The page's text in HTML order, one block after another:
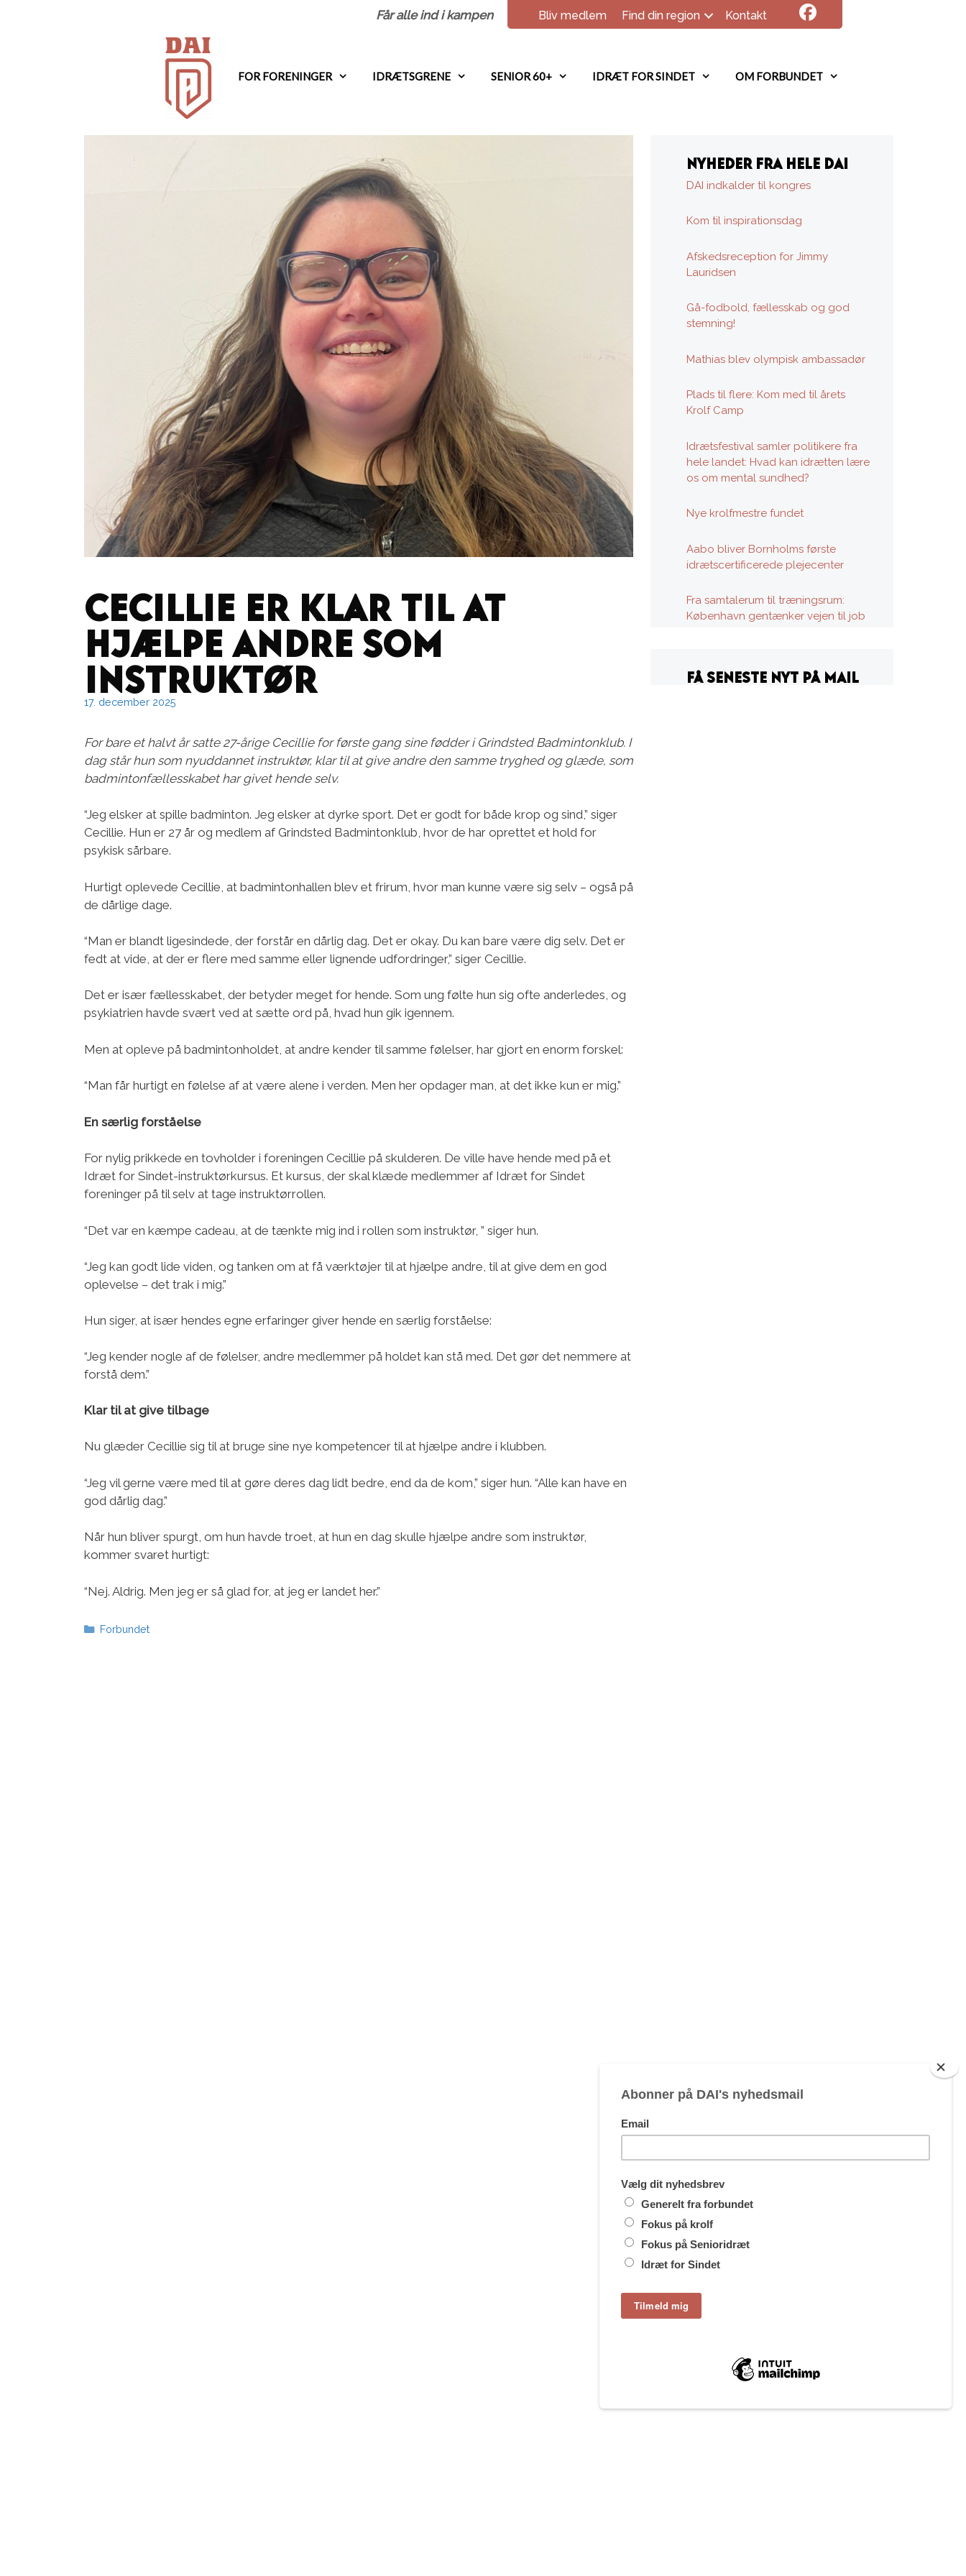
Får alle ind i kampen Bliv medlem Find din region Kontakt
FOR FORENINGER IDRÆTSGRENE SENIOR 60+ IDRÆT FOR SINDET OM FORBUNDET
Cecillie er klar til at
hjælpe andre som
instruktør
17. december 2025
For bare et halvt år satte 27-årige Cecillie for første gang sine fødder i Grindsted Badmintonklub. I
dag står hun som nyuddannet instruktør, klar til at give andre den samme tryghed og glæde, som
badmintonfællesskabet har givet hende selv.
“Jeg elsker at spille badminton. Jeg elsker at dyrke sport. Det er godt for både krop og sind,” siger
Cecillie. Hun er 27 år og medlem af Grindsted Badmintonklub, hvor de har oprettet et hold for
psykisk sårbare.
Hurtigt oplevede Cecillie, at badmintonhallen blev et frirum, hvor man kunne være sig selv – også på
de dårlige dage.
“Man er blandt ligesindede, der forstår en dårlig dag. Det er okay. Du kan bare være dig selv. Det er
fedt at vide, at der er flere med samme eller lignende udfordringer,” siger Cecillie.
Det er især fællesskabet, der betyder meget for hende. Som ung følte hun sig ofte anderledes, og
psykiatrien havde svært ved at sætte ord på, hvad hun gik igennem.
Men at opleve på badmintonholdet, at andre kender til samme følelser, har gjort en enorm forskel:
“Man får hurtigt en følelse af at være alene i verden. Men her opdager man, at det ikke kun er mig.”
En særlig forståelse
For nylig prikkede en tovholder i foreningen Cecillie på skulderen. De ville have hende med på et
Idræt for Sindet-instruktørkursus. Et kursus, der skal klæde medlemmer af Idræt for Sindet
foreninger på til selv at tage instruktørrollen.
“Det var en kæmpe cadeau, at de tænkte mig ind i rollen som instruktør, ” siger hun.
“Jeg kan godt lide viden, og tanken om at få værktøjer til at hjælpe andre, til at give dem en god
oplevelse – det trak i mig.”
Hun siger, at især hendes egne erfaringer giver hende en særlig forståelse:
“Jeg kender nogle af de følelser, andre medlemmer på holdet kan stå med. Det gør det nemmere at
forstå dem.”
Klar til at give tilbage
Nu glæder Cecillie sig til at bruge sine nye kompetencer til at hjælpe andre i klubben.
“Jeg vil gerne være med til at gøre deres dag lidt bedre, end da de kom,” siger hun. “Alle kan have en
god dårlig dag.”
Når hun bliver spurgt, om hun havde troet, at hun en dag skulle hjælpe andre som instruktør,
kommer svaret hurtigt:
“Nej. Aldrig. Men jeg er så glad for, at jeg er landet her.”
Kategorier
Forbundet
NYHEDER FRA HELE DAI
DAI indkalder til kongres
Kom til inspirationsdag
Afskedsreception for Jimmy
Lauridsen
Gå-fodbold, fællesskab og god
stemning!
Mathias blev olympisk ambassadør
Plads til flere: Kom med til årets
Krolf Camp
Idrætsfestival samler politikere fra
hele landet: Hvad kan idrætten lære
os om mental sundhed?
Nye krolfmestre fundet
Aabo bliver Bornholms første
idrætscertificerede plejecenter
Fra samtalerum til træningsrum:
København gentænker vejen til job
FÅ SENESTE NYT PÅ MAIL